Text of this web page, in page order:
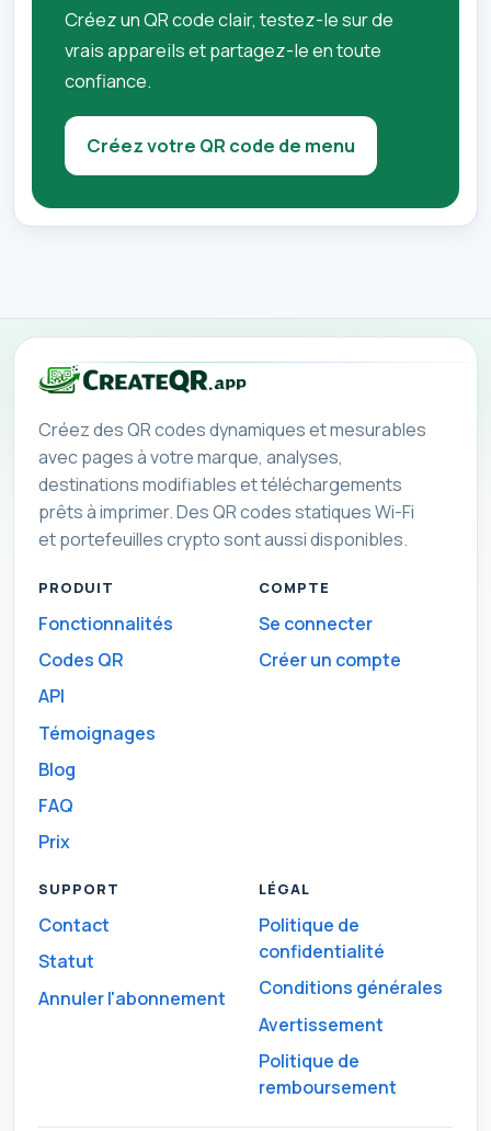
Créez un QR code clair, testez-le sur de
vrais appareils et partagez-le en toute
confiance.
Créez votre QR code de menu
Créez des QR codes dynamiques et mesurables
avec pages à votre marque, analyses,
destinations modifiables et téléchargements
prêts à imprimer. Des QR codes statiques Wi-Fi
et portefeuilles crypto sont aussi disponibles.
PRODUIT
Fonctionnalités
Codes QR
API
Témoignages
Blog
FAQ
Prix
COMPTE
Se connecter
Créer un compte
SUPPORT
Contact
Statut
Annuler l'abonnement
LÉGAL
Politique de
confidentialité
Conditions générales
Avertissement
Politique de
remboursement